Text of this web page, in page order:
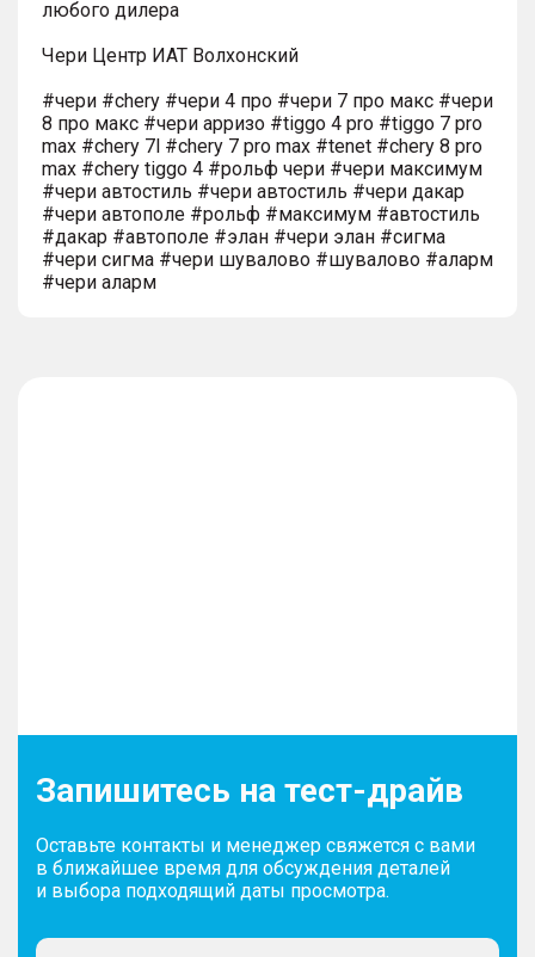
любого дилера
Чери Центр ИАТ Волхонский
#чери #chery #чери 4 про #чери 7 про макс #чери
8 про макс #чери арризо #tiggo 4 pro #tiggo 7 pro
max #chery 7l #chery 7 pro max #tenet #chery 8 pro
max #chery tiggo 4 #рольф чери #чери максимум
#чери автостиль #чери автостиль #чери дакар
#чери автополе #рольф #максимум #автостиль
#дакар #автополе #элан #чери элан #сигма
#чери сигма #чери шувалово #шувалово #аларм
#чери аларм
Запишитесь на тест-драйв
Оставьте контакты и менеджер свяжется с вами
в ближайшее время для обсуждения деталей
и выбора подходящий даты просмотра.